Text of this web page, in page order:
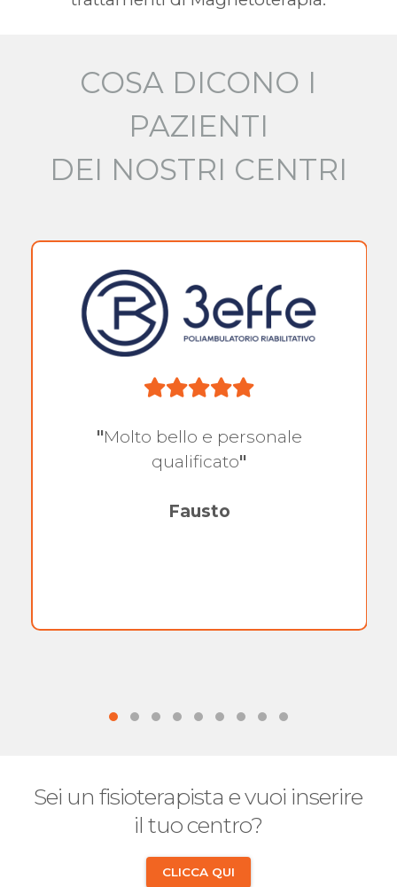
COSA DICONO I
PAZIENTI
DEI NOSTRI CENTRI
"Molto bello e personale
qualificato"
Fausto
Sei un fisioterapista e vuoi inserire
il tuo centro?
CLICCA QUI